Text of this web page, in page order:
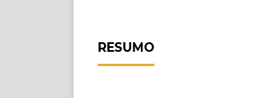
RESUMO